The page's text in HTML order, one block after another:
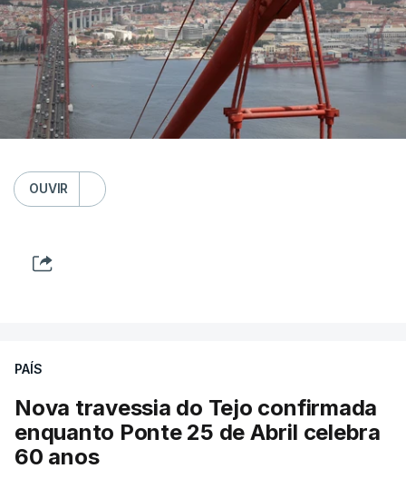
OUVIR
PAÍS
Nova travessia do Tejo confirmada
enquanto Ponte 25 de Abril celebra
60 anos